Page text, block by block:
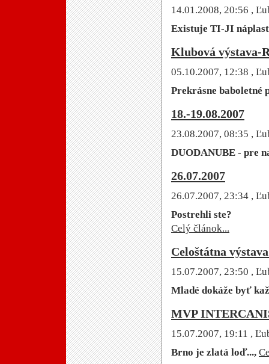
14.01.2008, 20:56 ,
Existuje TI-JI
Klubová výstava-
05.10.2007, 12:38 ,
Prekrásne baboletné
18.-19.08.2007
23.08.2007, 08:35 ,
DUODANUBE - pre
26.07.2007
26.07.2007, 23:34 ,
Postrehli ste?
Celý článok...
Celoštátna
15.07.2007, 23:50 ,
Mladé dokáže byť
MVP
15.07.2007, 19:11 ,
Brno je zlatá loď...,